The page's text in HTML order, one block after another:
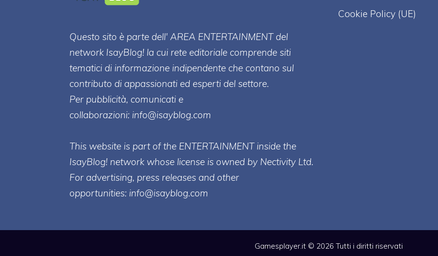
Questo sito è parte dell' AREA ENTERTAINMENT del
network IsayBlog! la cui rete editoriale comprende siti
tematici di informazione indipendente che contano sul
contributo di appassionati ed esperti del settore.
Per pubblicità, comunicati e
collaborazioni: info@isayblog.com
This website is part of the ENTERTAINMENT inside the
IsayBlog! network whose license is owned by Nectivity Ltd.
For advertising, press releases and other
opportunities: info@isayblog.com
Cookie Policy (UE)
Gamesplayer.it © 2026 Tutti i diritti riservati